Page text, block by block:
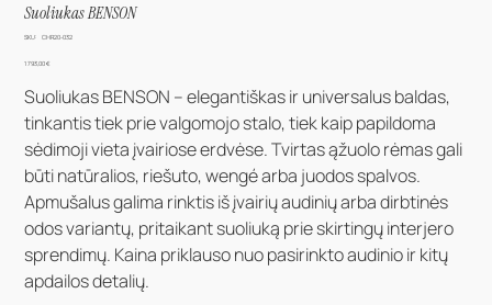
Suoliukas BENSON
SKU:
SKU
032
CHR20-032
Kaina
1 793,00 €
Suoliukas BENSON – elegantiškas ir universalus baldas,
tinkantis tiek prie valgomojo stalo, tiek kaip papildoma
sėdimoji vieta įvairiose erdvėse. Tvirtas ąžuolo rėmas gali
būti natūralios, riešuto, wengé arba juodos spalvos.
Apmušalus galima rinktis iš įvairių audinių arba dirbtinės
odos variantų, pritaikant suoliuką prie skirtingų interjero
sprendimų. Kaina priklauso nuo pasirinkto audinio ir kitų
apdailos detalių.